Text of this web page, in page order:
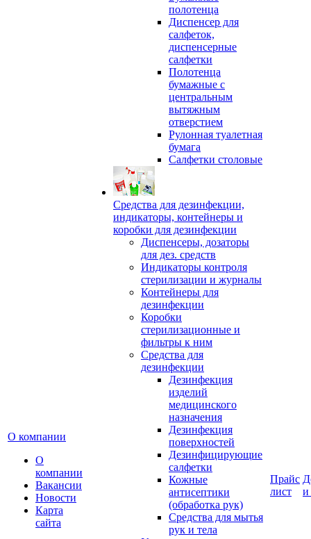
О компании
О
компании
Вакансии
Новости
Карта
сайта
полотенца
Диспенсер для
салфеток,
диспенсерные
салфетки
Полотенца
бумажные с
центральным
вытяжным
отверстием
Рулонная туалетная
бумага
Салфетки столовые
Средства для дезинфекции,
индикаторы, контейнеры и
коробки для дезинфекции
Диспенсеры, дозаторы
для дез. средств
Индикаторы контроля
стерилизации и журналы
Контейнеры для
дезинфекции
Коробки
стерилизационные и
фильтры к ним
Средства для
дезинфекции
Дезинфекция
изделий
медицинского
назначения
Дезинфекция
поверхностей
Дезинфицирующие
салфетки
Кожные
антисептики
(обработка рук)
Средства для мытья
рук и тела
Прайс
лист
и